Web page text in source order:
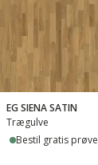
EG SIENA SATIN
Trægulve
Bestil gratis prøve